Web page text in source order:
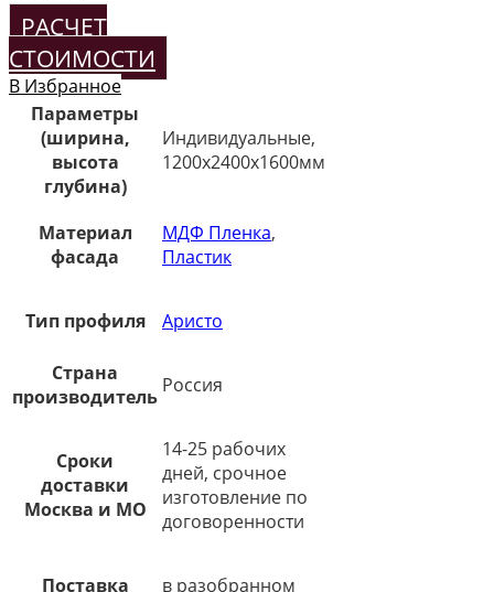
РАСЧЕТ
СТОИМОСТИ
В Избранное
Параметры
(ширина,
высота
глубина)
Индивидуальные,
1200х2400х1600мм
Материал
фасада
МДФ Пленка,
Пластик
Тип профиля Аристо
Страна
производитель Россия
Сроки
доставки
Москва и МО
14-25 рабочих
дней, срочное
изготовление по
договоренности
Поставка в разобранном